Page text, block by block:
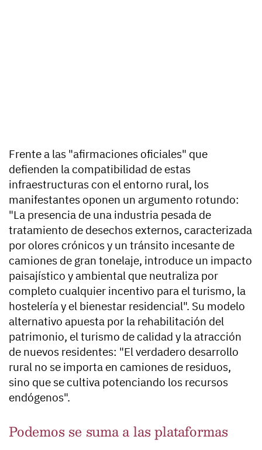
Frente a las "afirmaciones oficiales" que
defienden la compatibilidad de estas
infraestructuras con el entorno rural, los
manifestantes oponen un argumento rotundo:
"La presencia de una industria pesada de
tratamiento de desechos externos, caracterizada
por olores crónicos y un tránsito incesante de
camiones de gran tonelaje, introduce un impacto
paisajístico y ambiental que neutraliza por
completo cualquier incentivo para el turismo, la
hostelería y el bienestar residencial". Su modelo
alternativo apuesta por la rehabilitación del
patrimonio, el turismo de calidad y la atracción
de nuevos residentes: "El verdadero desarrollo
rural no se importa en camiones de residuos,
sino que se cultiva potenciando los recursos
endógenos".
Podemos se suma a las plataformas